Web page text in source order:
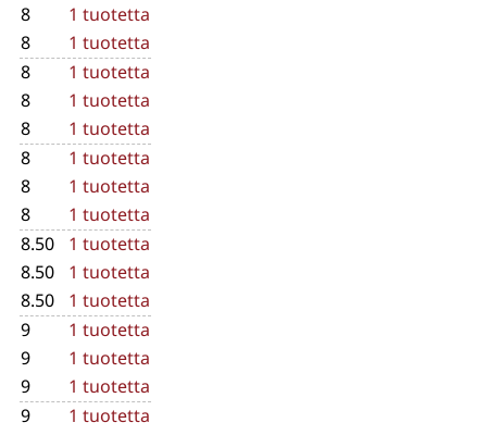
8
1 tuotetta
8
1 tuotetta
8
1 tuotetta
8
1 tuotetta
8
1 tuotetta
8
1 tuotetta
8
1 tuotetta
8
1 tuotetta
8.50
1 tuotetta
8.50
1 tuotetta
8.50
1 tuotetta
9
1 tuotetta
9
1 tuotetta
9
1 tuotetta
9
1 tuotetta